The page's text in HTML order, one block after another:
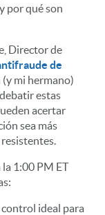
por qué son
Director de
de
(y mi hermano)
estas
acertar
sea más
1:00 PM ET
ideal para